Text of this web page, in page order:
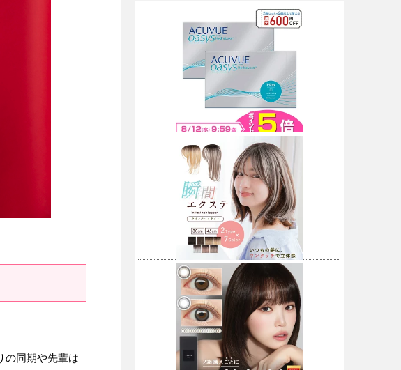
の同期や先輩は